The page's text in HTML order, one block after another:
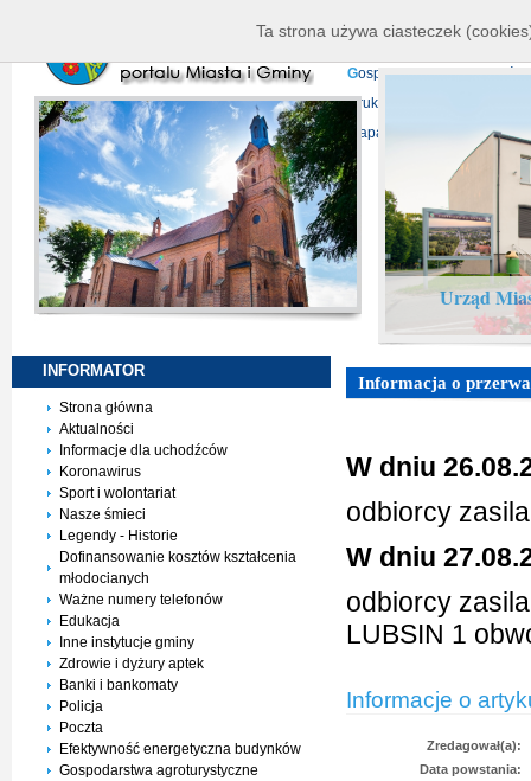
P
rojekty europejskie
Gospodarka
D ruki do pobrania
Mapa serwisu
Urząd
INFORMATOR
Strona główna
Aktualności
Informacje dla uchodźców
Koronawirus
Sport i wolontariat
Nasze śmieci
Legendy - Historie
Dofinansowanie kosztów kształcenia
młodocianych
Ważne numery telefonów
Edukacja
Inne instytucje gminy
Zdrowie i dyżury aptek
Banki i bankomaty
Policja
Poczta
Efektywność energetyczna budynków
Gospodarstwa agroturystyczne
Informacja o
W dniu
odbiorcy
W dniu
odbiorcy
LUBSIN 1
Informacje o
Zredagował(a):
Data powstania:
Ta strona używa ciasteczek